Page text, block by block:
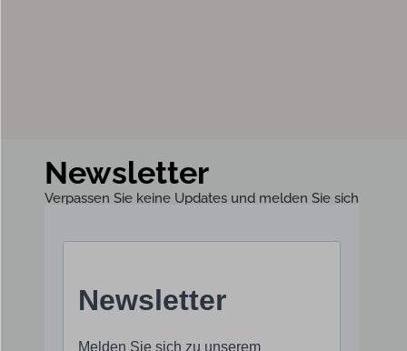
Newsletter
Verpassen Sie keine Updates und melden Sie sich